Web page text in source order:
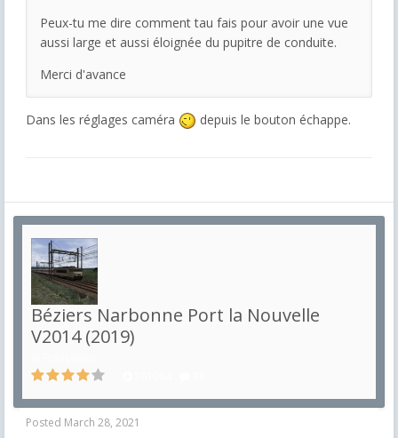
Peux-tu me dire comment tau fais pour avoir une vue
aussi large et aussi éloignée du pupitre de conduite.
Merci d'avance
Dans les réglages caméra depuis le bouton échappe.
Béziers Narbonne Port la Nouvelle
V2014 (2019)
Posted March 28, 2021